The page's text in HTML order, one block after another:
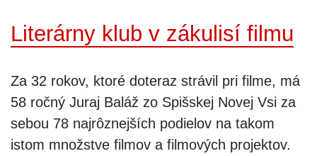
Literárny klub v zákulisí filmu
Za 32 rokov, ktoré doteraz strávil pri filme, má
58 ročný Juraj Baláž zo Spišskej Novej Vsi za
sebou 78 najrôznejších podielov na takom
istom množstve filmov a filmových projektov.